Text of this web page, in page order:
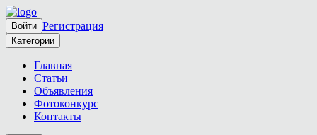
Войти Регистрация
Категории
Главная
Статьи
Объявления
Фотоконкурс
Контакты